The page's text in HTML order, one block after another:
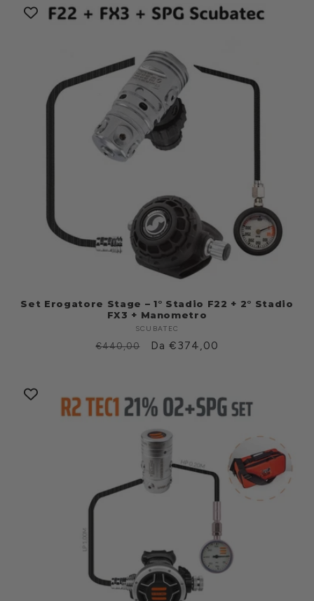
Set Erogatore Stage – 1° Stadio F22 + 2° Stadio
FX3 + Manometro
Fabricante:
SCUBATEC
Prezzo
€440,00
Prezzo
Da €374,00